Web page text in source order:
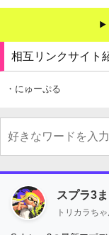
相互リンクサイト
・にゅーぷる
スプラ3
トリカラちゃ